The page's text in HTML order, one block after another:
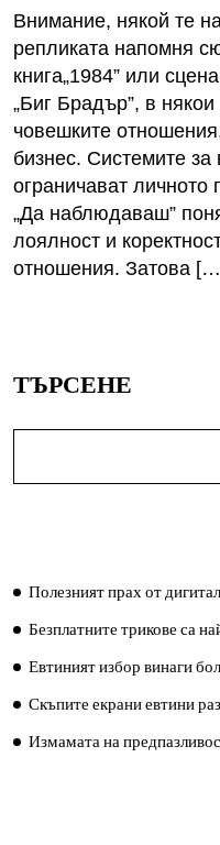
Внимание, някой те
репликата напомня
книга„1984” или
„Биг Брадър”, в
човешките
бизнес. Системите
ограничават личното
„Да наблюдаваш”
лоялност и
отношения. Затова
ТЪРСЕНЕ
Полезният прах от
Безплатните трикове са
Евтиният избор винаги
Скъпите екрани евтини
Измамата на